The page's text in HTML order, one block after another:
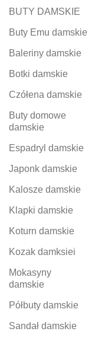
BUTY DAMSKIE
Buty Emu damskie
Baleriny damskie
Botki damskie
Czółena damskie
Buty domowe
damskie
Espadryl damskie
Japonk damskie
Kalosze damskie
Klapki damskie
Koturn damskie
Kozak damksiei
Mokasyny
damskie
Półbuty damskie
Sandał damskie